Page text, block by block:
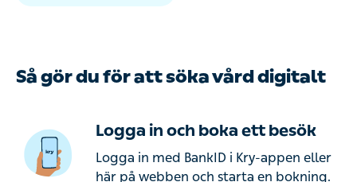
Så gör du för att söka vård digitalt
Logga in och boka ett besök
Logga in med BankID i Kry-appen eller
här på webben och starta en bokning.